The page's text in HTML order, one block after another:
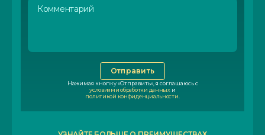
Комментарий
Нажимая кнопку «Отправить», я соглашаюсь с
условиями обработки данныхи
политикой конфиденциальности
Отправить